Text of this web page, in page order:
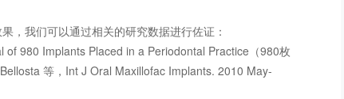
，我们可以通过相关的研究数据进行佐证：
980 Implants Placed in a Periodontal Practice（980枚
等，Int J Oral Maxillofac Implants. 2010 May-